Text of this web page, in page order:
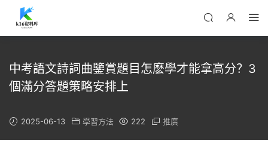
中考語文詩詞曲鑒賞題目怎麽學才能拿高分？3
個滿分答題策略安排上
2025-06-13 學習方法 222 推廣